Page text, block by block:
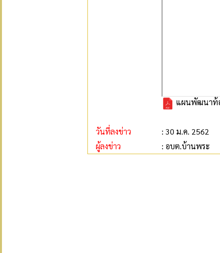
แผนพัฒนาท้
วันที่ลงข่าว
: 30 ม.ค. 2562
ผู้ลงข่าว
: อบต.บ้านพระ